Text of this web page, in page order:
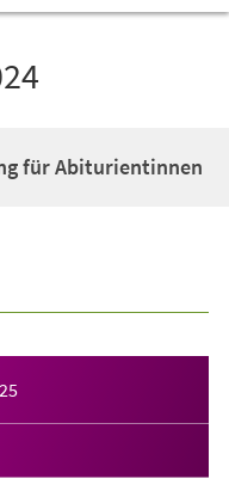
für Abiturientinnen